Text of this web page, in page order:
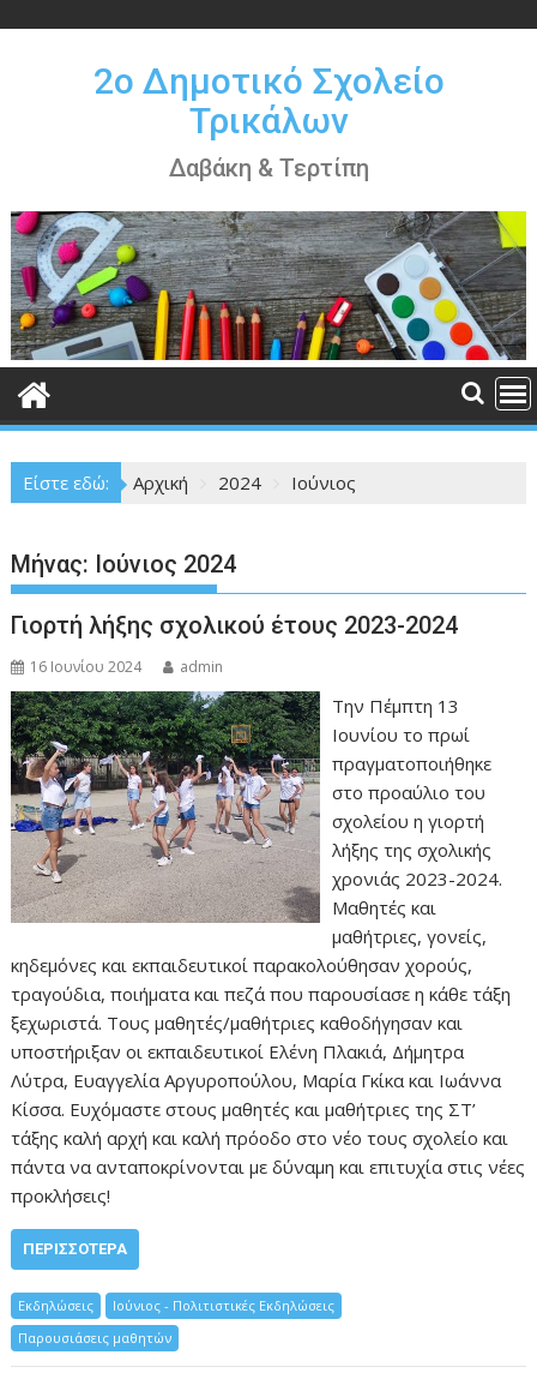
περιεχόμενο2ο Δημοτικό Σχολείο
Τρικάλων
Δαβάκη & Τερτίπη
Είστε εδώ: Αρχική 2024 Ιούνιος
Μήνας: Ιούνιος 2024
Γιορτή λήξης σχολικού έτους 2023-2024
16 Ιουνίου 2024 admin
Την Πέμπτη 13
Ιουνίου το πρωί
πραγματοποιήθηκε
στο προαύλιο του
σχολείου η γιορτή
λήξης της σχολικής
χρονιάς 2023-2024.
Μαθητές και
μαθήτριες, γονείς,
κηδεμόνες και εκπαιδευτικοί παρακολούθησαν χορούς,
τραγούδια, ποιήματα και πεζά που παρουσίασε η κάθε τάξη
ξεχωριστά. Τους μαθητές/μαθήτριες καθοδήγησαν και
υποστήριξαν οι εκπαιδευτικοί Ελένη Πλακιά, Δήμητρα
Λύτρα, Ευαγγελία Αργυροπούλου, Μαρία Γκίκα και Ιωάννα
Κίσσα. Ευχόμαστε στους μαθητές και μαθήτριες της ΣΤ’
τάξης καλή αρχή και καλή πρόοδο στο νέο τους σχολείο και
πάντα να ανταποκρίνονται με δύναμη και επιτυχία στις νέες
προκλήσεις!
ΠΕΡΙΣΣΌΤΕΡΑ
Εκδηλώσεις
Ιούνιος - Πολιτιστικές Εκδηλώσεις
Παρουσιάσεις μαθητών